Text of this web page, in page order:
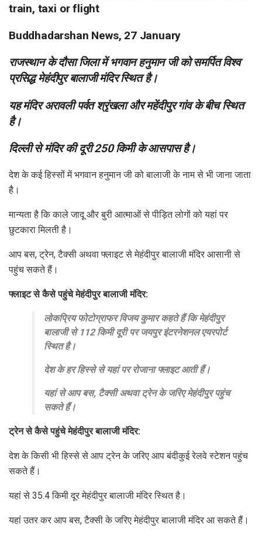
train, taxi or flight
Buddhadarshan News, 27 January
राजस्थान के दौसा जिला में भगवान हनुमान जी को समर्पित विश्व
प्रसिद्ध मेहंदीपुर बालाजी मंदिर स्थित है।
यह मंदिर अरावली पर्वत श्रृंखला और महेंदीपुर गांव के बीच स्थित
है।
दिल्ली से मंदिर की दूरी 250 किमी के आसपास है।
देश के कई हिस्सों में भगवान हनुमान जी को बालाजी के नाम से भी जाना जाता
है।
मान्यता है कि काले जादू और बुरी आत्माओं से पीड़ित लोगों को यहां पर
छुटकारा मिलती है।
आप बस, ट्रेन, टैक्सी अथवा फ्लाइट से मेहंदीपुर बालाजी मंदिर आसानी से
पहुंच सकते हैं।
फ्लाइट से कैसे पहुंचे मेहंदीपुर बालाजी मंदिर:
लोकप्रिय फोटोग्राफर विजय कुमार कहते हैं कि मेहंदीपुर
बालाजी से 112 किमी दूरी पर जयपुर इंटरनेशनल एयरपोर्ट
स्थित है।
देश के हर हिस्से से यहां पर रोजाना फ्लाइट आती हैं।
यहां से आप बस, टैक्सी अथवा ट्रेन के जरिए मेहंदीपुर पहुंच
सकते हैं।
ट्रेन से कैसे पहुंचे मेहंदीपुर बालाजी मंदिर:
देश के किसी भी हिस्से से आप ट्रेन के जरिए आप बंदीकुई रेलवे स्टेशन पहुंच
सकते हैं।
यहां से 35.4 किमी दूर मेहंदीपुर बालाजी मंदिर स्थित है।
यहां उतर कर आप बस, टैक्सी के जरिए मेहंदीपुर बालाजी मंदिर आ सकते हैं।